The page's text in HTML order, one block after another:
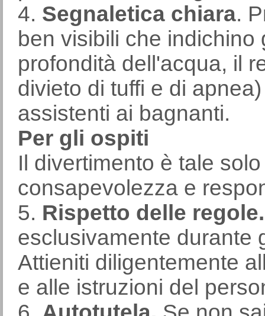
4. Segnaletica chiara.
ben visibili che
profondità dell'acqua, il
divieto di tuffi e di
assistenti ai bagnanti.
Per gli ospiti
Il divertimento è tale
consapevolezza e
5. Rispetto delle regole.
esclusivamente durante
Attieniti diligentemente
e alle istruzioni del